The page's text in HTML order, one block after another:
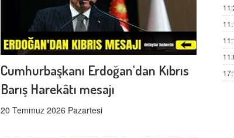
Cumhurbaşkanı Erdoğan'dan Kıbrıs
Barış Harekâtı mesajı
20 Temmuz 2026 Pazartesi